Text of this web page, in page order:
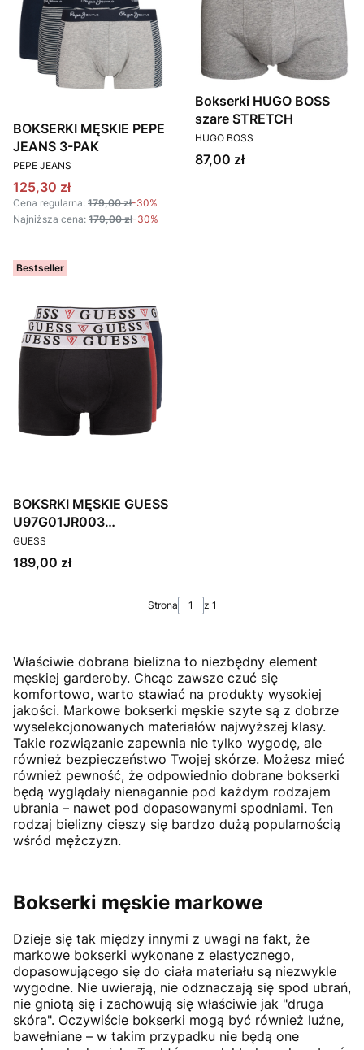
BOKSERKI MĘSKIE PEPE
JEANS 3-PAK
PRODUCENT
PEPE JEANS
Cena promocyjna
125,30 zł
Cena regularna: 179,00 zł-30%
Najniższa cena: 179,00 zł-30%
Bokserki HUGO BOSS
szare STRETCH
PRODUCENT
HUGO BOSS
Cena
87,00 zł
Bestseller
BOKSRKI MĘSKIE GUESS
U97G01JR003
KOLOROWE 3 PACK
PRODUCENT
GUESS
Cena
189,00 zł
Strona z 1
Właściwie dobrana bielizna to niezbędny element
męskiej garderoby. Chcąc zawsze czuć się
komfortowo, warto stawiać na produkty wysokiej
jakości. Markowe bokserki męskie szyte są z dobrze
wyselekcjonowanych materiałów najwyższej klasy.
Takie rozwiązanie zapewnia nie tylko wygodę, ale
również bezpieczeństwo Twojej skórze. Możesz mieć
również pewność, że odpowiednio dobrane bokserki
będą wyglądały nienagannie pod każdym rodzajem
ubrania – nawet pod dopasowanymi spodniami. Ten
rodzaj bielizny cieszy się bardzo dużą popularnością
wśród mężczyzn.
Bokserki męskie markowe
Dzieje się tak między innymi z uwagi na fakt, że
markowe bokserki wykonane z elastycznego,
dopasowującego się do ciała materiału są niezwykle
wygodne. Nie uwierają, nie odznaczają się spod ubrań,
nie gniotą się i zachowują się właściwie jak "druga
skóra". Oczywiście bokserki mogą być również luźne,
bawełniane – w takim przypadku nie będą one